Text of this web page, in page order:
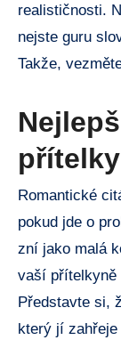
realističnosti.
nejste guru
Takže,
Romantické
pokud jde o
zní jako malá
vaší přítelkyně
Představte si,
který jí